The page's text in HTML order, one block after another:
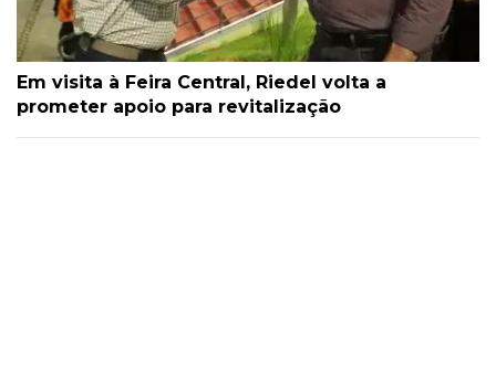
Em visita à Feira Central, Riedel volta a
prometer apoio para revitalização